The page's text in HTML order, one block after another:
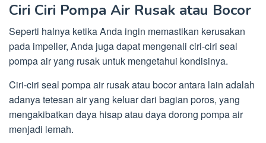
Ciri Ciri Pompa Air Rusak atau Bocor
Seperti halnya ketika Anda ingin memastikan kerusakan
pada impeller, Anda juga dapat mengenali ciri-ciri seal
pompa air yang rusak untuk mengetahui kondisinya.
Ciri-ciri seal pompa air rusak atau bocor antara lain adalah
adanya tetesan air yang keluar dari bagian poros, yang
mengakibatkan daya hisap atau daya dorong pompa air
menjadi lemah.